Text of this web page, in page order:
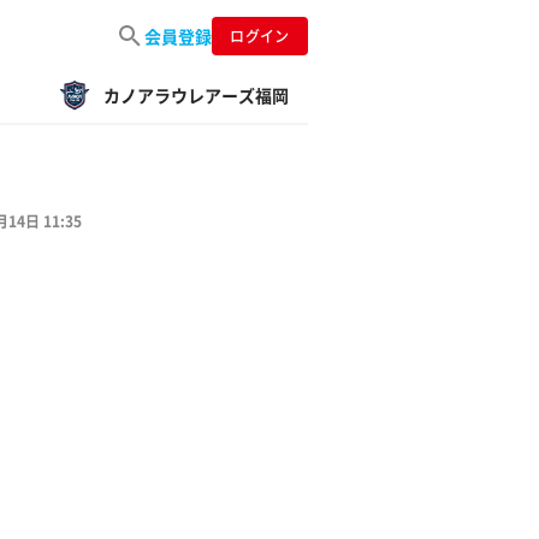
会員登録 ログイン
カノアラウレアーズ福岡
14日 11:35